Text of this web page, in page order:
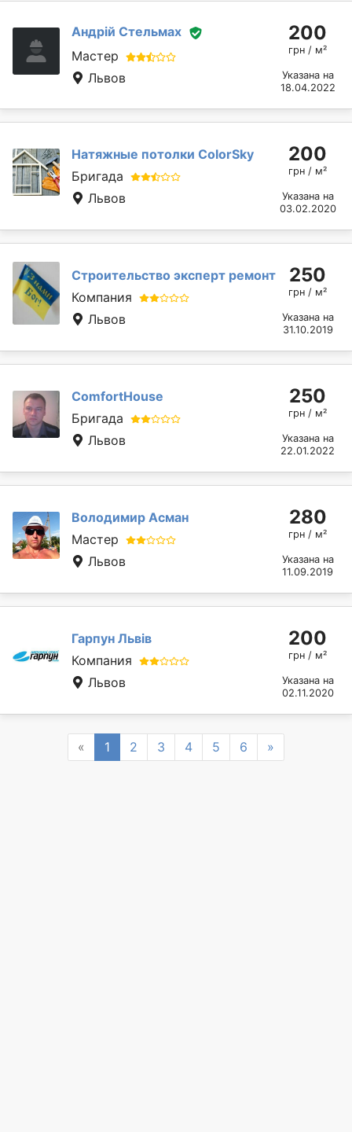
Андрій Стельмах
Мастер
Львов
200
грн / м²
Указана на
18.04.2022
Натяжные потолки ColorSky
Бригада
Львов
200
грн / м²
Указана на
03.02.2020
Строительство эксперт ремонт
Компания
Львов
250
грн / м²
Указана на
31.10.2019
ComfortHouse
Бригада
Львов
250
грн / м²
Указана на
22.01.2022
Володимир Асман
Мастер
Львов
280
грн / м²
Указана на
11.09.2019
Гарпун Львів
Компания
Львов
200
грн / м²
Указана на
02.11.2020
« Previous
1 2 3 4 5 6 »